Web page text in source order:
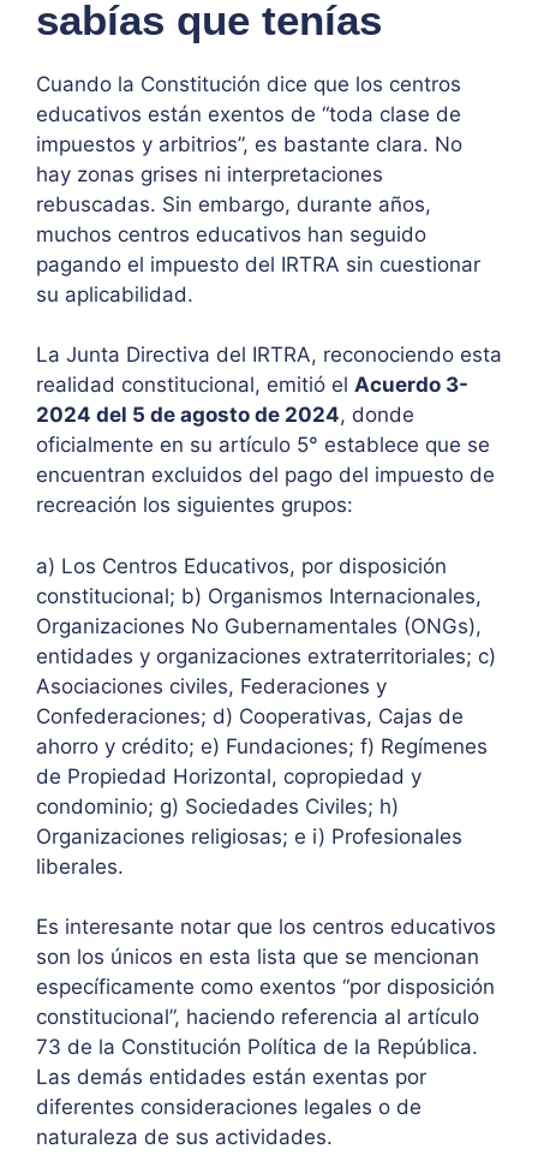
sabías que tenías
Cuando la Constitución dice que los centros
educativos están exentos de “toda clase de
impuestos y arbitrios”, es bastante clara. No
hay zonas grises ni interpretaciones
rebuscadas. Sin embargo, durante años,
muchos centros educativos han seguido
pagando el impuesto del IRTRA sin cuestionar
su aplicabilidad.
La Junta Directiva del IRTRA, reconociendo esta
realidad constitucional, emitió el Acuerdo 3-
2024 del 5 de agosto de 2024, donde
oficialmente en su artículo 5° establece que se
encuentran excluidos del pago del impuesto de
recreación los siguientes grupos:
a) Los Centros Educativos, por disposición
constitucional; b) Organismos Internacionales,
Organizaciones No Gubernamentales (ONGs),
entidades y organizaciones extraterritoriales; c)
Asociaciones civiles, Federaciones y
Confederaciones; d) Cooperativas, Cajas de
ahorro y crédito; e) Fundaciones; f) Regímenes
de Propiedad Horizontal, copropiedad y
condominio; g) Sociedades Civiles; h)
Organizaciones religiosas; e i) Profesionales
liberales.
Es interesante notar que los centros educativos
son los únicos en esta lista que se mencionan
específicamente como exentos “por disposición
constitucional”, haciendo referencia al artículo
73 de la Constitución Política de la República.
Las demás entidades están exentas por
diferentes consideraciones legales o de
naturaleza de sus actividades.